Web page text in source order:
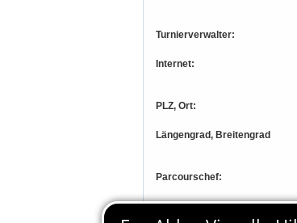
Turnierverwalter:
Internet:
PLZ, Ort:
Längengrad, Breitengrad
Parcourschef:
Richter: